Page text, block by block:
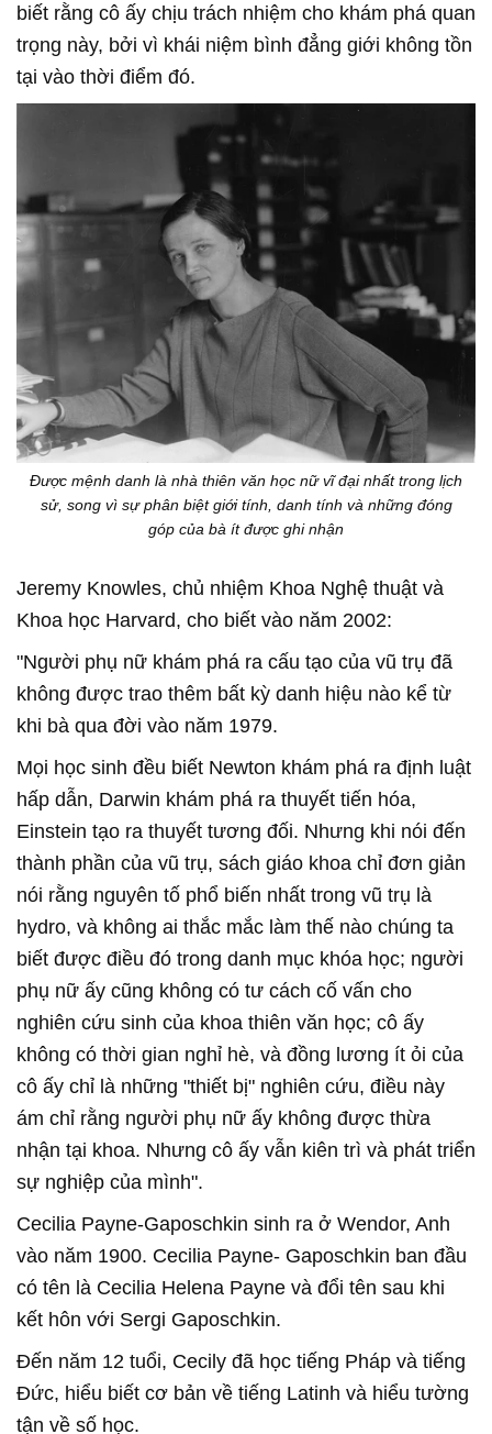
biết rằng cô ấy chịu trách nhiệm cho khám phá quan
trọng này, bởi vì khái niệm bình đẳng giới không tồn
tại vào thời điểm đó.
Được mệnh danh là nhà thiên văn học nữ vĩ đại nhất trong lịch
sử, song vì sự phân biệt giới tính, danh tính và những đóng
góp của bà ít được ghi nhận
Jeremy Knowles, chủ nhiệm Khoa Nghệ thuật và
Khoa học Harvard, cho biết vào năm 2002:
"Người phụ nữ khám phá ra cấu tạo của vũ trụ đã
không được trao thêm bất kỳ danh hiệu nào kể từ
khi bà qua đời vào năm 1979.
Mọi học sinh đều biết Newton khám phá ra định luật
hấp dẫn, Darwin khám phá ra thuyết tiến hóa,
Einstein tạo ra thuyết tương đối. Nhưng khi nói đến
thành phần của vũ trụ, sách giáo khoa chỉ đơn giản
nói rằng nguyên tố phổ biến nhất trong vũ trụ là
hydro, và không ai thắc mắc làm thế nào chúng ta
biết được điều đó trong danh mục khóa học; người
phụ nữ ấy cũng không có tư cách cố vấn cho
nghiên cứu sinh của khoa thiên văn học; cô ấy
không có thời gian nghỉ hè, và đồng lương ít ỏi của
cô ấy chỉ là những "thiết bị" nghiên cứu, điều này
ám chỉ rằng người phụ nữ ấy không được thừa
nhận tại khoa. Nhưng cô ấy vẫn kiên trì và phát triển
sự nghiệp của mình".
Cecilia Payne-Gaposchkin sinh ra ở Wendor, Anh
vào năm 1900. Cecilia Payne- Gaposchkin ban đầu
có tên là Cecilia Helena Payne và đổi tên sau khi
kết hôn với Sergi Gaposchkin.
Đến năm 12 tuổi, Cecily đã học tiếng Pháp và tiếng
Đức, hiểu biết cơ bản về tiếng Latinh và hiểu tường
tận về số học.